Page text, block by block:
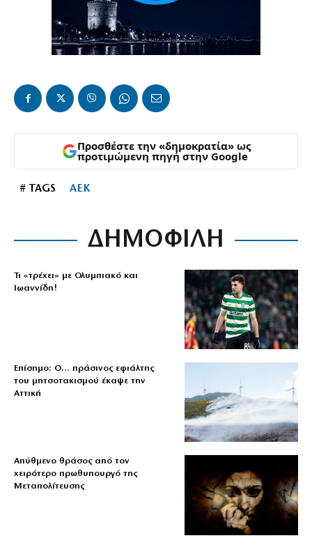
Προσθέστε την «δημοκρατία» ως
προτιμώμενη πηγή στην Google
# TAGS ΑΕΚ
ΔΗΜΟΦΙΛΗ
Τι «τρέχει» με Ολυμπιακό και
Ιωαννίδη!
Επίσημο: Ο… πράσινος εφιάλτης
του μητσοτακισμού έκαψε την
Αττική
Απύθμενο θράσος από τον
χειρότερο πρωθυπουργό της
Μεταπολίτευσης